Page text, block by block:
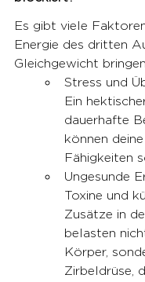
Es gibt viele
Energie des dritten
Gleichgewicht
Stress und
Ein
dauerhafte
können
Fähigkeiten
Ungesunde
Toxine und
Zusätze in
belasten
Körper,
Zirbeldrüse,